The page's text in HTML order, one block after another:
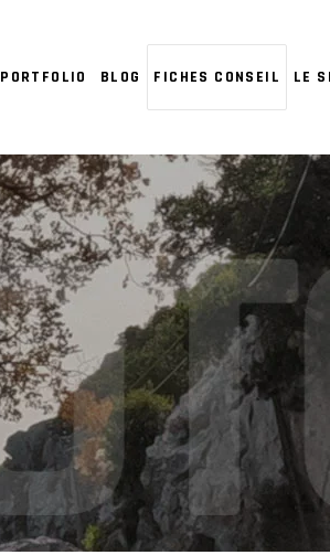
PORTFOLIO BLOG FICHES CONSEIL LE